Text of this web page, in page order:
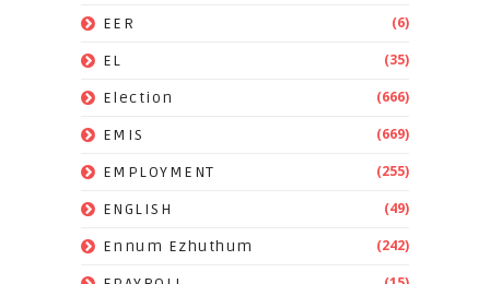
EER (6)
EL (35)
Election (666)
EMIS (669)
EMPLOYMENT (255)
ENGLISH (49)
Ennum Ezhuthum (242)